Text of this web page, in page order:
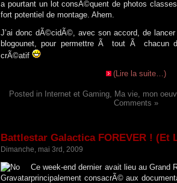
a pourtant un lot consÃ©quent de photos
fort potentiel de montage. Ahem.
J’ai donc dÃ©cidÃ©, avec son accord, de
blogounet, pour permettre Ã tout Ã chacun
crÃ©atif
(Lire la suite…)
Posted in Internet et Gaming, Ma vie, mon
Comments »
Battlestar Galactica FOREVER ! (Et
Dimanche, mai 3rd, 2009
Ce week-end dernier avait lieu au Grand
principalement consacrÃ© aux